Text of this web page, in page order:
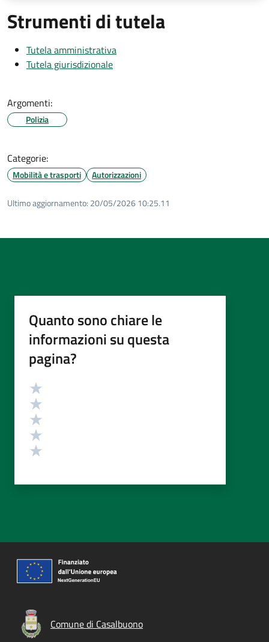
Strumenti di tutela
Tutela amministrativa
Tutela giurisdizionale
Argomenti:
Polizia
Categorie:
Mobilità e trasporti Autorizzazioni
Ultimo aggiornamento: 20/05/2026 10:25.11
Quanto sono chiare le
informazioni su questa
pagina?
Valutazione
Comune di Casalbuono